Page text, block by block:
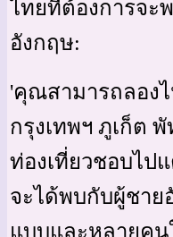
ไทยที่ต้องการจะ
อังกฤษ:
'คุณสามารถลอง
กรุงเทพฯ ภูเก็ต
ท่องเที่ยวชอบไ
จะได้พบกับผู้ชาย
แบบและหลายค